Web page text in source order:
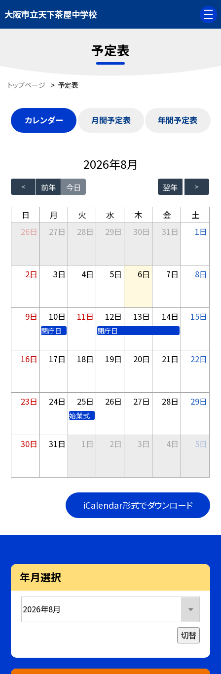
大阪市立天下茶屋中学校
予定表
トップページ > 予定表
カレンダー 月間予定表 年間予定表
前年 今日
2026年8月
翌年
日 月 火 水 木 金
土
26日
27日 28日 29日 30日 31日 1日
2日 3日 4日 5日 6日 7日 8日
9日 10日
閉庁日
11日 12日
閉庁日
13日 14日 15日
16日 17日 18日 19日 20日 21日 22日
23日 24日 25日
始業式
26日 27日 28日 29日
30日 31日 1日 2日 3日 4日 5日
iCalendar形式でダウンロード
年月選択
切替